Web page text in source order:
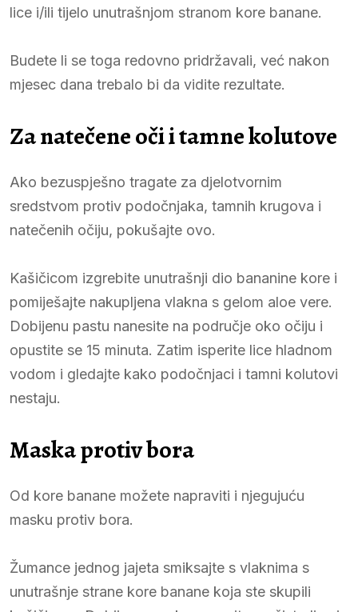
lice i/ili tijelo unutrašnjom stranom kore banane.
Budete li se toga redovno pridržavali, već nakon
mjesec dana trebalo bi da vidite rezultate.
Za natečene oči i tamne kolutove
Ako bezuspješno tragate za djelotvornim
sredstvom protiv podočnjaka, tamnih krugova i
natečenih očiju, pokušajte ovo.
Kašičicom izgrebite unutrašnji dio bananine kore i
pomiješajte nakupljena vlakna s gelom aloe vere.
Dobijenu pastu nanesite na područje oko očiju i
opustite se 15 minuta. Zatim isperite lice hladnom
vodom i gledajte kako podočnjaci i tamni kolutovi
nestaju.
Maska protiv bora
Od kore banane možete napraviti i njegujuću
masku protiv bora.
Žumance jednog jajeta smiksajte s vlaknima s
unutrašnje strane kore banane koja ste skupili